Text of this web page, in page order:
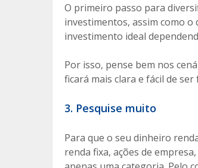
O primeiro passo para
investimentos, assim como
investimento ideal
Por isso, pense bem nos
ficará mais clara e fácil de ser
3. Pesquise muito
Para que o seu dinheiro
renda fixa, ações de